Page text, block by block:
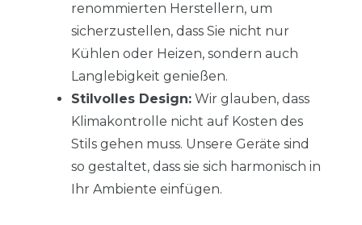
renommierten Herstellern, um
sicherzustellen, dass Sie nicht nur
Kühlen oder Heizen, sondern auch
Langlebigkeit genießen.
Stilvolles Design: Wir glauben, dass
Klimakontrolle nicht auf Kosten des
Stils gehen muss. Unsere Geräte sind
so gestaltet, dass sie sich harmonisch in
Ihr Ambiente einfügen.